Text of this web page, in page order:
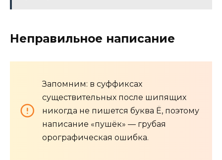
Неправильное написание
Запомним: в суффиксах
существительных после шипящих
никогда не пишется буква Ё, поэтому
написание «пушёк» — грубая
орографическая ошибка.